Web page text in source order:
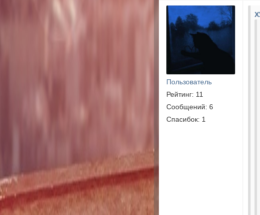
Пользователь
Рейтинг: 11
Сообщений: 6
Спасибок: 1